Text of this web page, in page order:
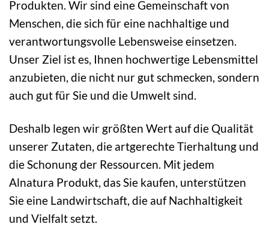
Produkten. Wir sind eine Gemeinschaft von
Menschen, die sich für eine nachhaltige und
verantwortungsvolle Lebensweise einsetzen.
Unser Ziel ist es, Ihnen hochwertige Lebensmittel
anzubieten, die nicht nur gut schmecken, sondern
auch gut für Sie und die Umwelt sind.
Deshalb legen wir größten Wert auf die Qualität
unserer Zutaten, die artgerechte Tierhaltung und
die Schonung der Ressourcen. Mit jedem
Alnatura Produkt, das Sie kaufen, unterstützen
Sie eine Landwirtschaft, die auf Nachhaltigkeit
und Vielfalt setzt.